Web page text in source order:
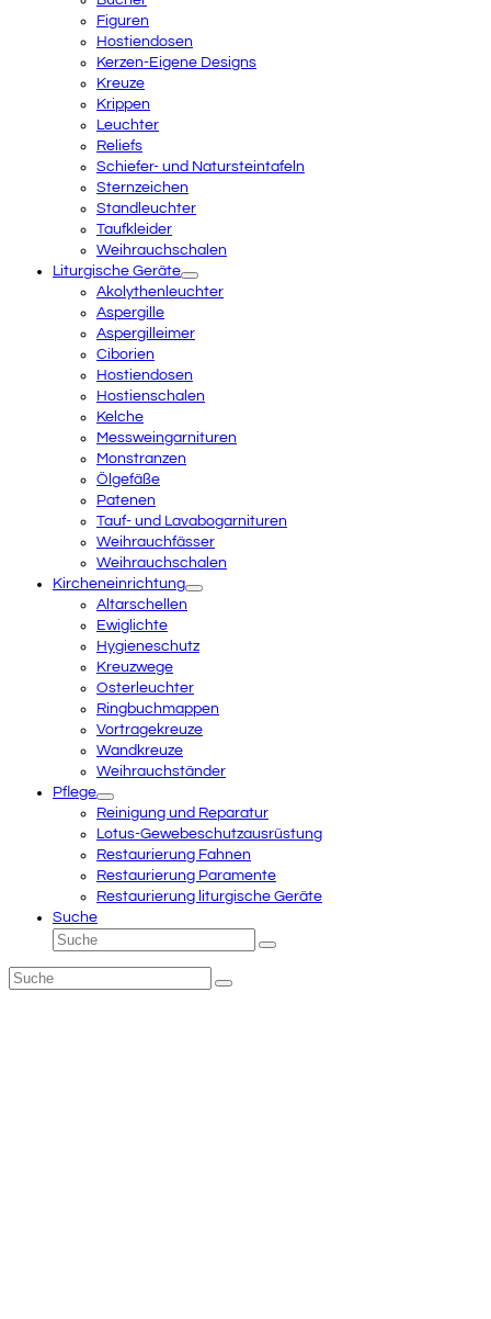
Figuren
Hostiendosen
Kerzen-Eigene Designs
Kreuze
Krippen
Leuchter
Reliefs
Schiefer- und Natursteintafeln
Sternzeichen
Standleuchter
Taufkleider
Weihrauchschalen
Liturgische Geräte
Akolythenleuchter
Aspergille
Aspergilleimer
Ciborien
Hostiendosen
Hostienschalen
Kelche
Messweingarnituren
Monstranzen
Ölgefäße
Patenen
Tauf- und Lavabogarnituren
Weihrauchfässer
Weihrauchschalen
Kircheneinrichtung
Altarschellen
Ewiglichte
Hygieneschutz
Kreuzwege
Osterleuchter
Ringbuchmappen
Vortragekreuze
Wandkreuze
Weihrauchständer
Pflege
Reinigung und Reparatur
Lotus-Gewebeschutzausrüstung
Restaurierung Fahnen
Restaurierung Paramente
Restaurierung liturgische Geräte
Suche
Suche
Senden
Suche
Senden